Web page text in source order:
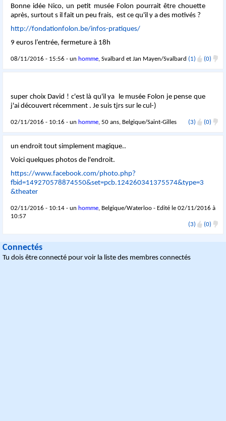
Bonne idée Nico, un petit musée Folon pourrait être chouette
après, surtout s il fait un peu frais, est ce qu'il y a des motivés ?
http://fondationfolon.be/infos-pratiques/
9 euros l’entrée, fermeture à 18h
08/11/2016 - 15:56 - un homme, Svalbard et Jan Mayen/Svalbard (1) (0)
super choix David ! c'est là qu'il ya le musée Folon je pense que
j'ai découvert récemment . Je suis tjrs sur le cul-)
02/11/2016 - 10:16 - un homme, 50 ans, Belgique/Saint-Gilles (3) (0)
un endroit tout simplement magique..
Voici quelques photos de l'endroit.
https://www.facebook.com/photo.php?
fbid=149270578874550&set=pcb.124260341375574&type=3
&theater
02/11/2016 - 10:14 - un homme, Belgique/Waterloo - Edité le 02/11/2016 à
10:57
(3)
(0)
Connectés
Tu dois être connecté pour voir la liste des membres connectés